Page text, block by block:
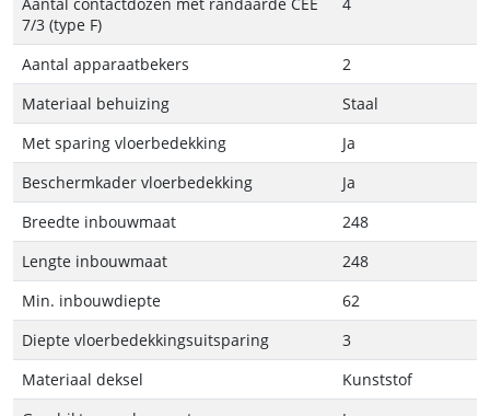
Aantal contactdozen met randaarde CEE
7/3 (type F)
4
Aantal apparaatbekers
2
Materiaal behuizing
Staal
Met sparing vloerbedekking
Ja
Beschermkader vloerbedekking
Ja
Breedte inbouwmaat
248
Lengte inbouwmaat
248
Min. inbouwdiepte
62
Diepte vloerbedekkingsuitsparing
3
Materiaal deksel
Kunststof